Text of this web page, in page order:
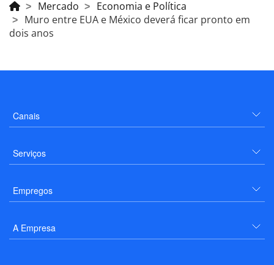
Mercado
Economia e Política
Muro entre EUA e México deverá ficar pronto em
dois anos
Canais
Serviços
Empregos
A Empresa